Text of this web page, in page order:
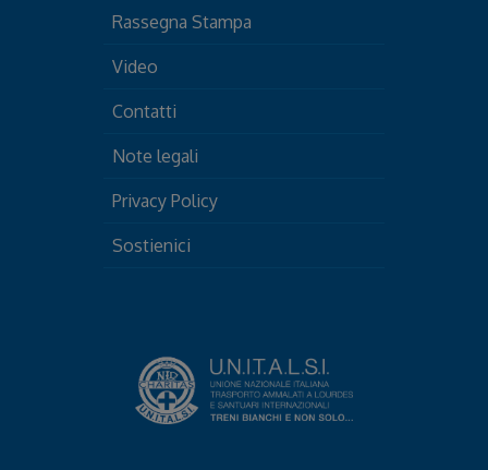
Rassegna Stampa
Video
Contatti
Note legali
Privacy Policy
Sostienici